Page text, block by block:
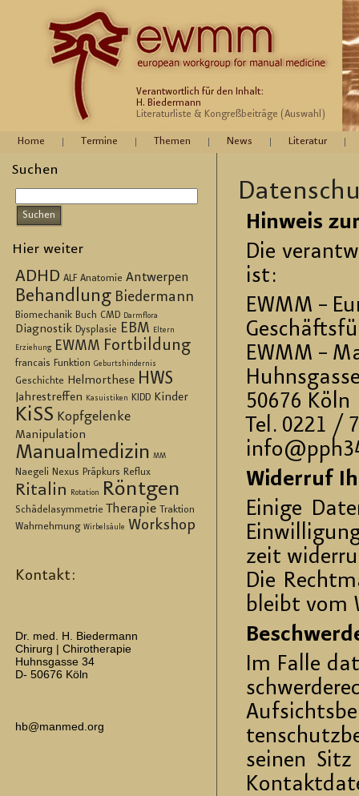
Verantwortlich für den Inhalt:
H. Biedermann
Literaturliste & Kongreßbeiträge (Auswahl)
Home Termine Themen News Literatur
Suchen
Hier weiter
ADHD ALF Anatomie Antwerpen
Behandlung Biedermann
Biomechanik Buch CMD Darmflora
Diagnostik Dysplasie EBM Eltern
Erziehung EWMM Fortbildung
francais Funktion Geburtshindernis
Geschichte Helmorthese HWS
Jahrestreffen Kasuistiken KIDD Kinder
KiSS Kopfgelenke
Manipulation
Manualmedizin MM
Naegeli Nexus Präpkurs Reflux
Ritalin Rotation Röntgen
Schädelasymmetrie Therapie Traktion
Wahrnehmung Wirbelsäule Workshop
Kontakt:
Dr. med. H. Biedermann
Chirurg | Chirotherapie
Huhnsgasse 34
D- 50676 Köln
hb@manmed.org
Hin­weis
Die
ist:
EWMM –
EWMM –
50676 Köln
Tel. 0221 /
Wi­der­ruf
Ei­ni­ge
zeit
Die
bleibt vom
Im Falle
sei­nen